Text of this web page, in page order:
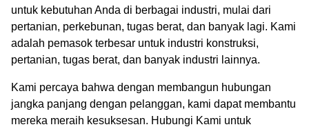
untuk kebutuhan Anda di berbagai industri, mulai dari
pertanian, perkebunan, tugas berat, dan banyak lagi. Kami
adalah pemasok terbesar untuk industri konstruksi,
pertanian, tugas berat, dan banyak industri lainnya.
Kami percaya bahwa dengan membangun hubungan
jangka panjang dengan pelanggan, kami dapat membantu
mereka meraih kesuksesan. Hubungi Kami untuk